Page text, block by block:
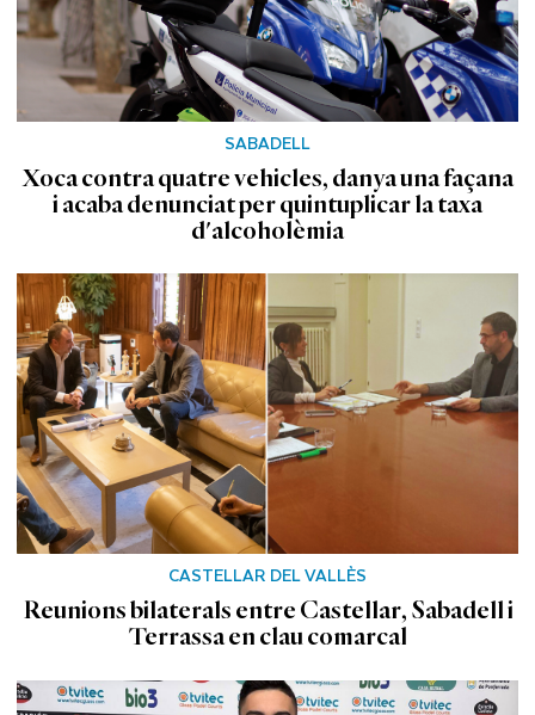
SABADELL
Xoca contra quatre vehicles, danya una façana
i acaba denunciat per quintuplicar la taxa
d'alcoholèmia
CASTELLAR DEL VALLÈS
Reunions bilaterals entre Castellar, Sabadell i
Terrassa en clau comarcal